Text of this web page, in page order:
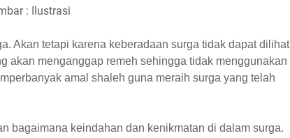
: Ilustrasi
Akan tetapi karena keberadaan surga tidak dapat dilihat
akan menganggap remeh sehingga tidak menggunakan
amal shaleh guna meraih surga yang telah
bagaimana keindahan dan kenikmatan di dalam surga.